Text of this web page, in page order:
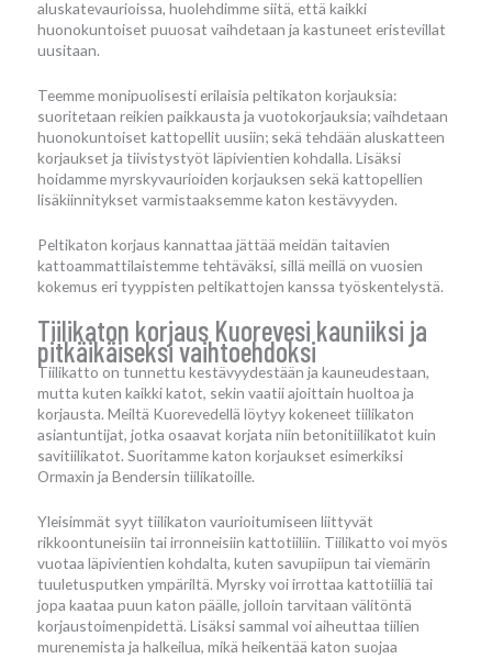
aluskatevaurioissa, huolehdimme siitä, että kaikki
huonokuntoiset puuosat vaihdetaan ja kastuneet eristevillat
uusitaan.
Teemme monipuolisesti erilaisia peltikaton korjauksia:
suoritetaan reikien paikkausta ja vuotokorjauksia; vaihdetaan
huonokuntoiset kattopellit uusiin; sekä tehdään aluskatteen
korjaukset ja tiivistystyöt läpivientien kohdalla. Lisäksi
hoidamme myrskyvaurioiden korjauksen sekä kattopellien
lisäkiinnitykset varmistaaksemme katon kestävyyden.
Peltikaton korjaus kannattaa jättää meidän taitavien
kattoammattilaistemme tehtäväksi, sillä meillä on vuosien
kokemus eri tyyppisten peltikattojen kanssa työskentelystä.
Tiilikaton korjaus Kuorevesi kauniiksi ja
pitkäikäiseksi vaihtoehdoksi
Tiilikatto on tunnettu kestävyydestään ja kauneudestaan,
mutta kuten kaikki katot, sekin vaatii ajoittain huoltoa ja
korjausta. Meiltä Kuorevedellä löytyy kokeneet tiilikaton
asiantuntijat, jotka osaavat korjata niin betonitiilikatot kuin
savitiilikatot. Suoritamme katon korjaukset esimerkiksi
Ormaxin ja Bendersin tiilikatoille.
Yleisimmät syyt tiilikaton vaurioitumiseen liittyvät
rikkoontuneisiin tai irronneisiin kattotiiliin. Tiilikatto voi myös
vuotaa läpivientien kohdalta, kuten savupiipun tai viemärin
tuuletusputken ympäriltä. Myrsky voi irrottaa kattotiiliä tai
jopa kaataa puun katon päälle, jolloin tarvitaan välitöntä
korjaustoimenpidettä. Lisäksi sammal voi aiheuttaa tiilien
murenemista ja halkeilua, mikä heikentää katon suojaa